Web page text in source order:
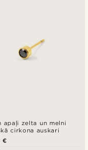
apaļi zelta un melni
cirkona auskari
€